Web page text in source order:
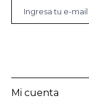
Mi cuenta